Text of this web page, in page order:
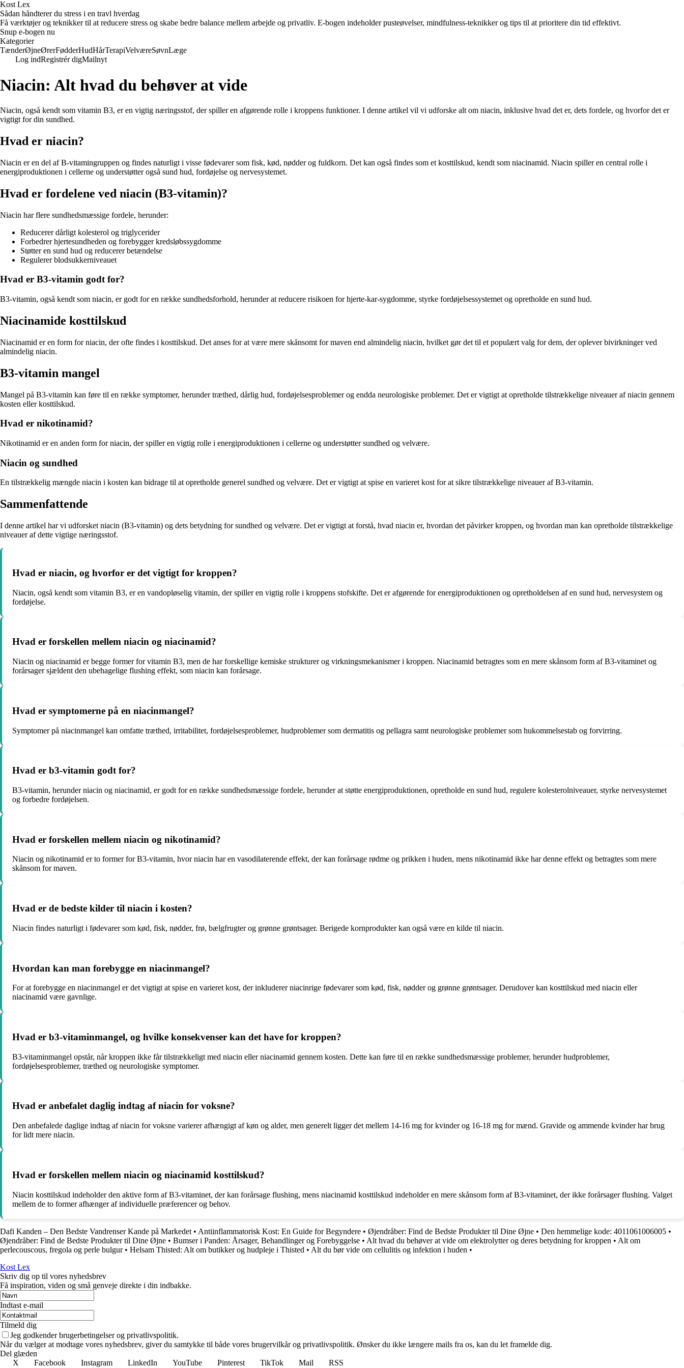
Kost Lex
Sådan håndterer du stress i en travl hverdag
Få værktøjer og teknikker til at reducere stress og skabe bedre balance mellem arbejde og privatliv. E-bogen indeholder pusteøvelser, mindfulness-teknikker og tips til at prioritere din tid effektivt.
Snup e-bogen nu
Kategorier
TænderØjneØrerFødderHudHårTerapiVelværeSøvnLæge
Log indRegistrér digMailnyt
Niacin: Alt hvad du behøver at vide
Niacin, også kendt som vitamin B3, er en vigtig næringsstof, der spiller en afgørende rolle i kroppens funktioner. I denne artikel vil vi udforske alt om niacin, inklusive hvad det er, dets fordele, og hvorfor det er
vigtigt for din sundhed.
Hvad er niacin?
Niacin er en del af B-vitamingruppen og findes naturligt i visse fødevarer som fisk, kød, nødder og fuldkorn. Det kan også findes som et kosttilskud, kendt som niacinamid. Niacin spiller en central rolle i
energiproduktionen i cellerne og understøtter også sund hud, fordøjelse og nervesystemet.
Hvad er fordelene ved niacin (B3-vitamin)?
Niacin har flere sundhedsmæssige fordele, herunder:
Reducerer dårligt kolesterol og triglycerider
Forbedrer hjertesundheden og forebygger kredsløbssygdomme
Støtter en sund hud og reducerer betændelse
Regulerer blodsukkerniveauet
Hvad er B3-vitamin godt for?
B3-vitamin, også kendt som niacin, er godt for en række sundhedsforhold, herunder at reducere risikoen for hjerte-kar-sygdomme, styrke fordøjelsessystemet og opretholde en sund hud.
Niacinamide kosttilskud
Niacinamid er en form for niacin, der ofte findes i kosttilskud. Det anses for at være mere skånsomt for maven end almindelig niacin, hvilket gør det til et populært valg for dem, der oplever bivirkninger ved
almindelig niacin.
B3-vitamin mangel
Mangel på B3-vitamin kan føre til en række symptomer, herunder træthed, dårlig hud, fordøjelsesproblemer og endda neurologiske problemer. Det er vigtigt at opretholde tilstrækkelige niveauer af niacin gennem
kosten eller kosttilskud.
Hvad er nikotinamid?
Nikotinamid er en anden form for niacin, der spiller en vigtig rolle i energiproduktionen i cellerne og understøtter sundhed og velvære.
Niacin og sundhed
En tilstrækkelig mængde niacin i kosten kan bidrage til at opretholde generel sundhed og velvære. Det er vigtigt at spise en varieret kost for at sikre tilstrækkelige niveauer af B3-vitamin.
Sammenfattende
I denne artikel har vi udforsket niacin (B3-vitamin) og dets betydning for sundhed og velvære. Det er vigtigt at forstå, hvad niacin er, hvordan det påvirker kroppen, og hvordan man kan opretholde tilstrækkelige
niveauer af dette vigtige næringsstof.
Hvad er niacin, og hvorfor er det vigtigt for kroppen?
Niacin, også kendt som vitamin B3, er en vandopløselig vitamin, der spiller en vigtig rolle i kroppens stofskifte. Det er afgørende for energiproduktionen og opretholdelsen af en sund hud, nervesystem og
fordøjelse.
Hvad er forskellen mellem niacin og niacinamid?
Niacin og niacinamid er begge former for vitamin B3, men de har forskellige kemiske strukturer og virkningsmekanismer i kroppen. Niacinamid betragtes som en mere skånsom form af B3-vitaminet og
forårsager sjældent den ubehagelige flushing effekt, som niacin kan forårsage.
Hvad er symptomerne på en niacinmangel?
Symptomer på niacinmangel kan omfatte træthed, irritabilitet, fordøjelsesproblemer, hudproblemer som dermatitis og pellagra samt neurologiske problemer som hukommelsestab og forvirring.
Hvad er b3-vitamin godt for?
B3-vitamin, herunder niacin og niacinamid, er godt for en række sundhedsmæssige fordele, herunder at støtte energiproduktionen, opretholde en sund hud, regulere kolesterolniveauer, styrke nervesystemet
og forbedre fordøjelsen.
Hvad er forskellen mellem niacin og nikotinamid?
Niacin og nikotinamid er to former for B3-vitamin, hvor niacin har en vasodilaterende effekt, der kan forårsage rødme og prikken i huden, mens nikotinamid ikke har denne effekt og betragtes som mere
skånsom for maven.
Hvad er de bedste kilder til niacin i kosten?
Niacin findes naturligt i fødevarer som kød, fisk, nødder, frø, bælgfrugter og grønne grøntsager. Berigede kornprodukter kan også være en kilde til niacin.
Hvordan kan man forebygge en niacinmangel?
For at forebygge en niacinmangel er det vigtigt at spise en varieret kost, der inkluderer niacinrige fødevarer som kød, fisk, nødder og grønne grøntsager. Derudover kan kosttilskud med niacin eller
niacinamid være gavnlige.
Hvad er b3-vitaminmangel, og hvilke konsekvenser kan det have for kroppen?
B3-vitaminmangel opstår, når kroppen ikke får tilstrækkeligt med niacin eller niacinamid gennem kosten. Dette kan føre til en række sundhedsmæssige problemer, herunder hudproblemer,
fordøjelsesproblemer, træthed og neurologiske symptomer.
Hvad er anbefalet daglig indtag af niacin for voksne?
Den anbefalede daglige indtag af niacin for voksne varierer afhængigt af køn og alder, men generelt ligger det mellem 14-16 mg for kvinder og 16-18 mg for mænd. Gravide og ammende kvinder har brug
for lidt mere niacin.
Hvad er forskellen mellem niacin og niacinamid kosttilskud?
Niacin kosttilskud indeholder den aktive form af B3-vitaminet, der kan forårsage flushing, mens niacinamid kosttilskud indeholder en mere skånsom form af B3-vitaminet, der ikke forårsager flushing. Valget
mellem de to former afhænger af individuelle præferencer og behov.
Dafi Kanden – Den Bedste Vandrenser Kande på Markedet • Antiinflammatorisk Kost: En Guide for Begyndere • Øjendråber: Find de Bedste Produkter til Dine Øjne • Den hemmelige kode: 4011061006005 •
Øjendråber: Find de Bedste Produkter til Dine Øjne • Bumser i Panden: Årsager, Behandlinger og Forebyggelse • Alt hvad du behøver at vide om elektrolytter og deres betydning for kroppen • Alt om
perlecouscous, fregola og perle bulgur• Helsam Thisted: Alt om butikker og hudpleje i Thisted • Alt du bør vide om cellulitis og infektion i huden •
Kost Lex
Skriv dig op til vores nyhedsbrev
Få inspiration, viden og små genveje direkte i din indbakke.
Indtast e-mail
Tilmeld dig
Jeg godkender brugerbetingelser og privatlivspolitik.
Når du vælger at modtage vores nyhedsbrev, giver du samtykke til både vores brugervilkår og privatlivspolitik. Ønsker du ikke længere mails fra os, kan du let framelde dig.
Del glæden
X
Facebook Instagram LinkedIn YouTube Pinterest TikTok Mail RSS